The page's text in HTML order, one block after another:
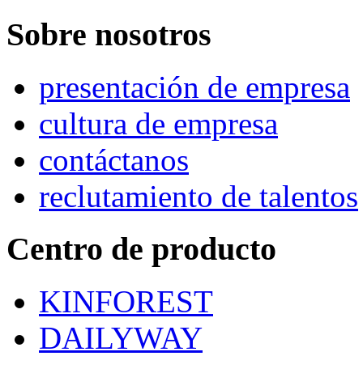
Sobre nosotros
presentación de empresa
cultura de empresa
contáctanos
reclutamiento de talentos
Centro de producto
KINFOREST
DAILYWAY